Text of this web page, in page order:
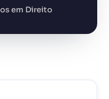
em Direito